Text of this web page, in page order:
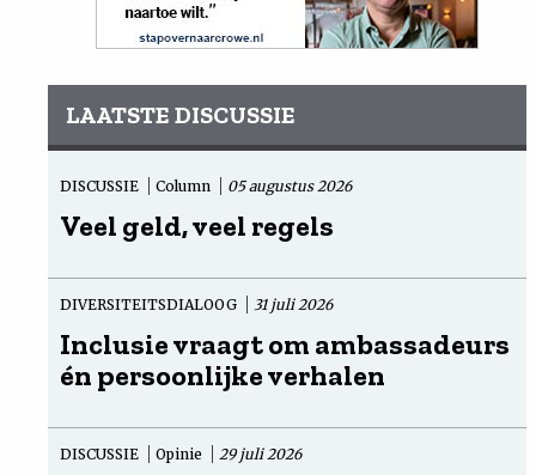
LAATSTE DISCUSSIE
DISCUSSIE Column 05 augustus 2026
Veel geld, veel regels
DIVERSITEITSDIALOOG 31 juli 2026
Inclusie vraagt om ambassadeurs
én persoonlijke verhalen
DISCUSSIE Opinie 29 juli 2026